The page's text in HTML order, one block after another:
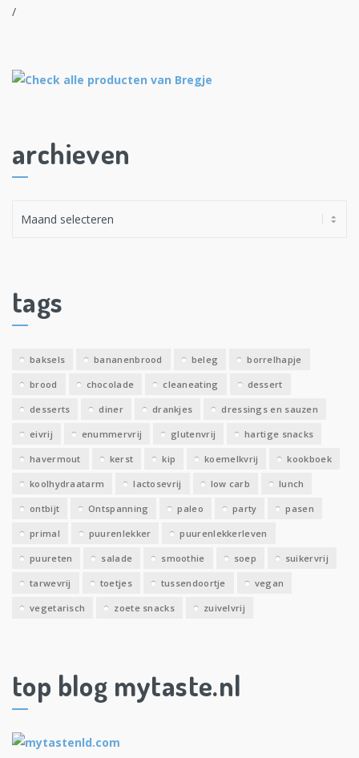
archieven
e
v
tags
baksels bananenbrood beleg borrelhapje
brood chocolade cleaneating dessert
desserts diner drankjes dressings en sauzen
eivrij enummervrij glutenvrij hartige snacks
havermout kerst kip koemelkvrij kookboek
koolhydraatarm lactosevrij low carb lunch
ontbijt Ontspanning paleo party pasen
primal puurenlekker puurenlekkerleven
puureten salade smoothie soep suikervrij
tarwevrij toetjes tussendoortje vegan
vegetarisch zoete snacks zuivelvrij
top blog mytaste.nl